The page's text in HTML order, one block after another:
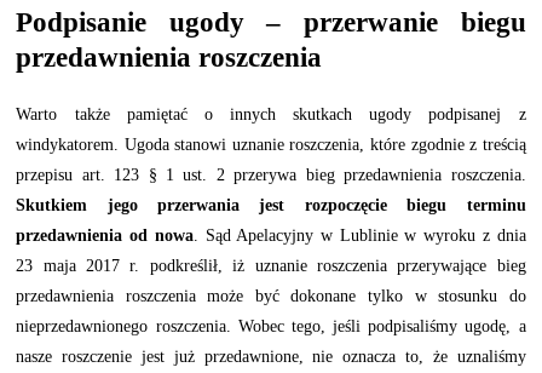
Podpisanie ugody – przerwanie biegu
przedawnienia roszczenia
Warto także pamiętać o innych skutkach ugody podpisanej z
windykatorem. Ugoda stanowi uznanie roszczenia, które zgodnie z treścią
przepisu art. 123 § 1 ust. 2 przerywa bieg przedawnienia roszczenia.
Skutkiem jego przerwania jest rozpoczęcie biegu terminu
przedawnienia od nowa. Sąd Apelacyjny w Lublinie w wyroku z dnia
23 maja 2017 r. podkreślił, iż uznanie roszczenia przerywające bieg
przedawnienia roszczenia może być dokonane tylko w stosunku do
nieprzedawnionego roszczenia. Wobec tego, jeśli podpisaliśmy ugodę, a
nasze roszczenie jest już przedawnione, nie oznacza to, że uznaliśmy